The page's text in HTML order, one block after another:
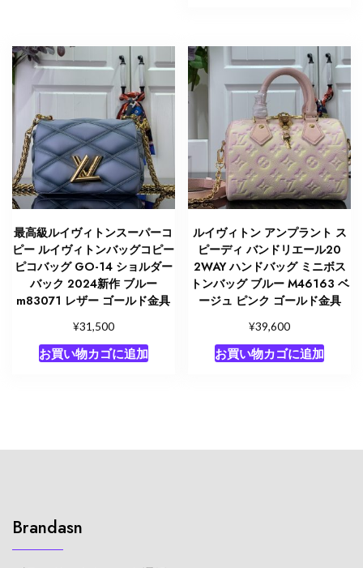
最高級ルイヴィトンスーパーコ
ピー ルイヴィトンバッグコピー
ピコバッグ GO-14 ショルダー
バック 2024新作 ブルー
m83071 レザー ゴールド金具
¥31,500
お買い物カゴに追加
ルイヴィトン アンプラント ス
ピーディ バンドリエール20
2WAY ハンドバッグ ミニボス
トンバッグ ブルー M46163 ベ
ージュ ピンク ゴールド金具
¥39,600
お買い物カゴに追加
Brandasn